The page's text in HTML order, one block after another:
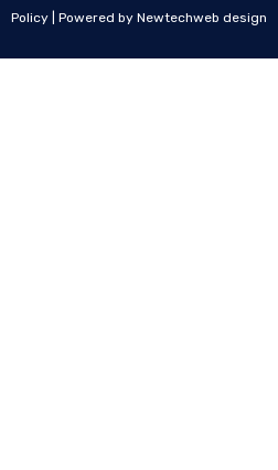
Policy | Powered by Newtechweb design